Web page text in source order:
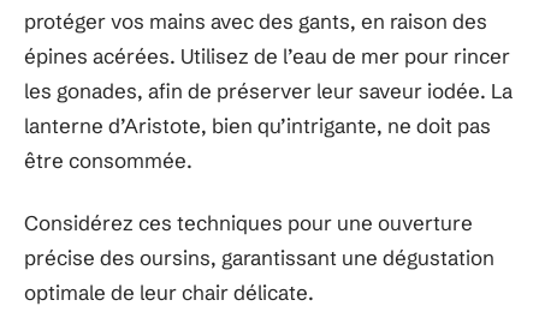
protéger vos mains avec des gants, en raison des
épines acérées. Utilisez de l’eau de mer pour rincer
les gonades, afin de préserver leur saveur iodée. La
lanterne d’Aristote, bien qu’intrigante, ne doit pas
être consommée.
Considérez ces techniques pour une ouverture
précise des oursins, garantissant une dégustation
optimale de leur chair délicate.